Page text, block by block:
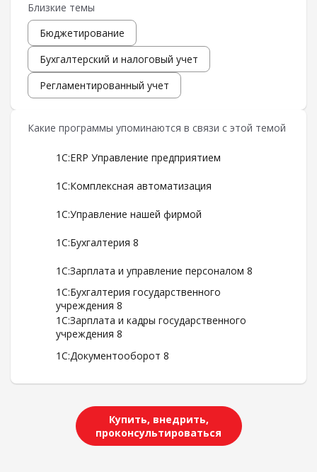
Близкие темы
Бюджетирование
Бухгалтерский и налоговый учет
Регламентированный учет
Какие программы упоминаются в связи с этой темой
1С:ERP Управление предприятием
1С:Комплексная автоматизация
1С:Управление нашей фирмой
1С:Бухгалтерия 8
1С:Зарплата и управление персоналом 8
1С:Бухгалтерия государственного
учреждения 8
1С:Зарплата и кадры государственного
учреждения 8
1С:Документооборот 8
Купить, внедрить,
проконсультироваться